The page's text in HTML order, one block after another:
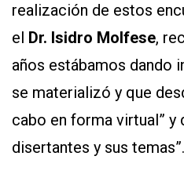
MAPA
SITIO
PARA
realización de estos
el Dr. Isidro Molfese,
años estábamos dando
se materializó y que
cabo en forma virtual” y
disertantes y sus temas”.